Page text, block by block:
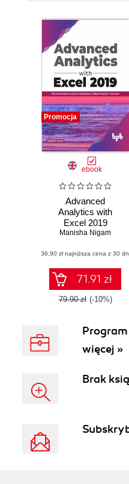
Promocja
ebook
Advanced
Analytics with
Excel 2019
Manisha Nigam
(36,90 zł najniższa cena z 30
71.91 zł
79.90 zł (-10%)
więcej »
Brak